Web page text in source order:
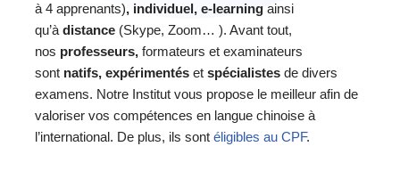
à 4 apprenants), individuel, e-learning ainsi
qu’à distance (Skype, Zoom… ). Avant tout,
nos professeurs, formateurs et examinateurs
sont natifs, expérimentés et spécialistes de divers
examens. Notre Institut vous propose le meilleur afin de
valoriser vos compétences en langue chinoise à
l’international. De plus, ils sont éligibles au CPF.